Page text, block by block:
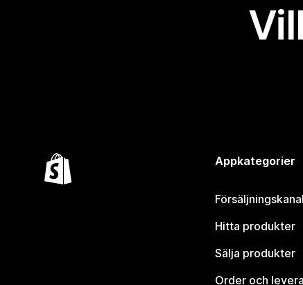
Appkategorier
Hitta produkter
Sälja produkter
Order och